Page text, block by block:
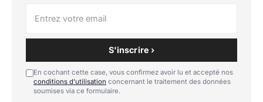
S'inscrire ›
En cochant cette case, vous confirmez avoir lu et accepté nos
conditions d'utilisation concernant le traitement des données
soumises via ce formulaire.